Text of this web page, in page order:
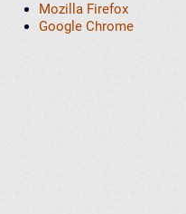
Mozilla Firefox
Google Chrome